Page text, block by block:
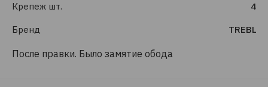
Крепеж шт. 4
Бренд TREBL
После правки. Было замятие обода